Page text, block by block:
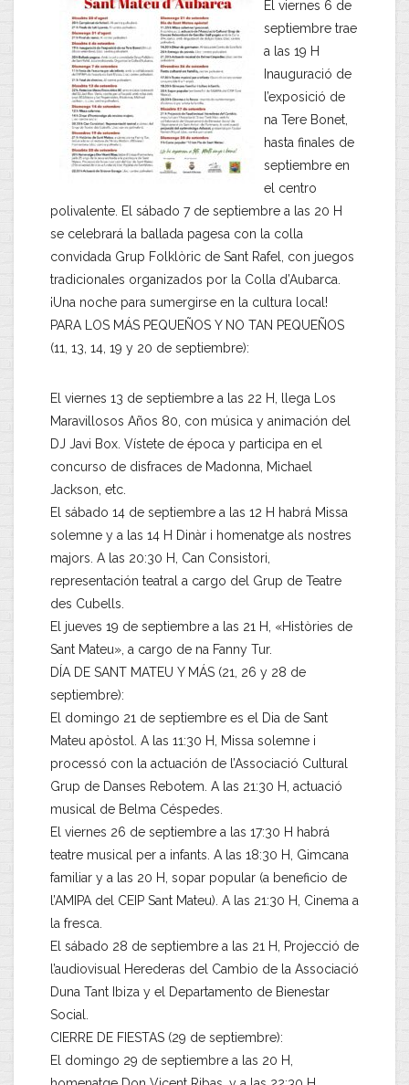
El viernes 6 de
septiembre trae
a las 19 H
Inauguració de
l’exposició de
na Tere Bonet,
hasta finales de
septiembre en
el centro
polivalente. El sábado 7 de septiembre a las 20 H
se celebrará la ballada pagesa con la colla
convidada Grup Folklòric de Sant Rafel, con juegos
tradicionales organizados por la Colla d’Aubarca.
¡Una noche para sumergirse en la cultura local!
PARA LOS MÁS PEQUEÑOS Y NO TAN PEQUEÑOS
(11, 13, 14, 19 y 20 de septiembre):
El viernes 13 de septiembre a las 22 H, llega Los
Maravillosos Años 80, con música y animación del
DJ Javi Box. Vístete de época y participa en el
concurso de disfraces de Madonna, Michael
Jackson, etc.
El sábado 14 de septiembre a las 12 H habrá Missa
solemne y a las 14 H Dinàr i homenatge als nostres
majors. A las 20:30 H, Can Consistori,
representación teatral a cargo del Grup de Teatre
des Cubells.
El jueves 19 de septiembre a las 21 H, «Històries de
Sant Mateu», a cargo de na Fanny Tur.
DÍA DE SANT MATEU Y MÁS (21, 26 y 28 de
septiembre):
El domingo 21 de septiembre es el Dia de Sant
Mateu apòstol. A las 11:30 H, Missa solemne i
processó con la actuación de l’Associació Cultural
Grup de Danses Rebotem. A las 21:30 H, actuació
musical de Belma Céspedes.
El viernes 26 de septiembre a las 17:30 H habrá
teatre musical per a infants. A las 18:30 H, Gimcana
familiar y a las 20 H, sopar popular (a beneficio de
l’AMIPA del CEIP Sant Mateu). A las 21:30 H, Cinema a
la fresca.
El sábado 28 de septiembre a las 21 H, Projecció de
l’audiovisual Herederas del Cambio de la Associació
Duna Tant Ibiza y el Departamento de Bienestar
Social.
CIERRE DE FIESTAS (29 de septiembre):
El domingo 29 de septiembre a las 20 H,